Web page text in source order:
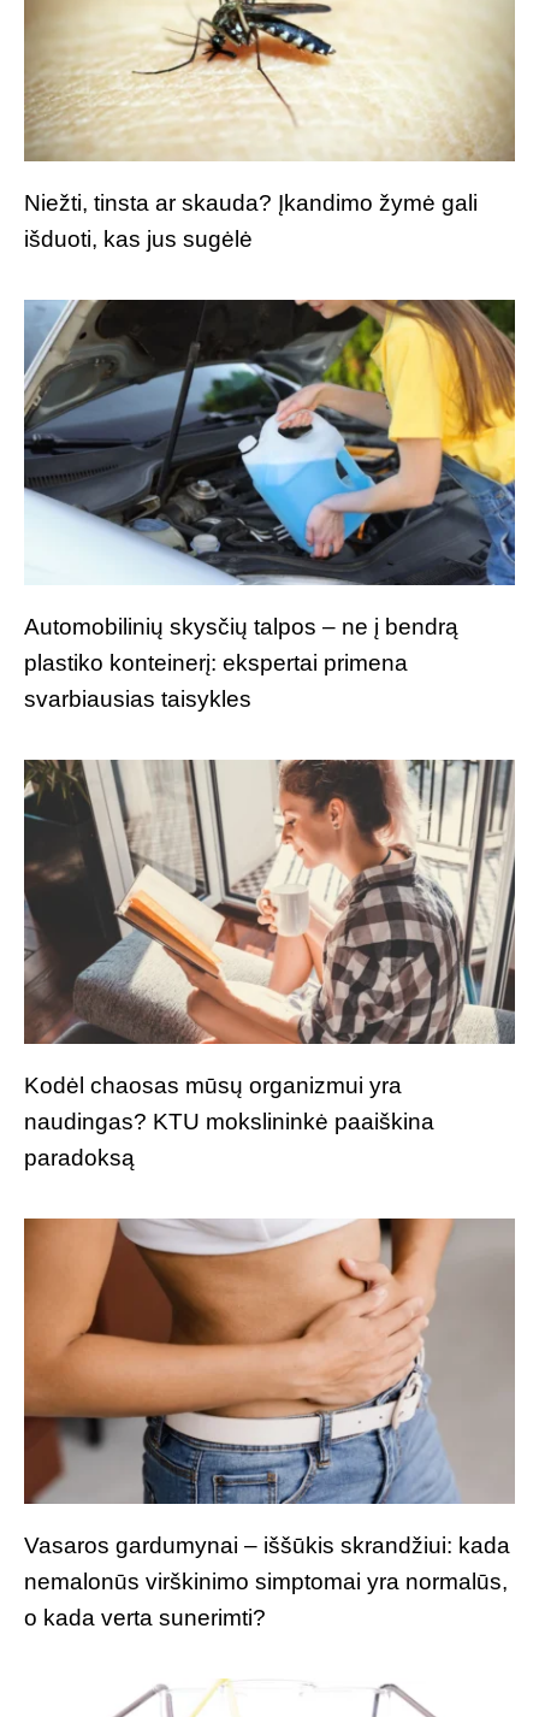
Niežti, tinsta ar skauda? Įkandimo žymė gali
išduoti, kas jus sugėlė
Automobilinių skysčių talpos – ne į bendrą
plastiko konteinerį: ekspertai primena
svarbiausias taisykles
Kodėl chaosas mūsų organizmui yra
naudingas? KTU mokslininkė paaiškina
paradoksą
Vasaros gardumynai – iššūkis skrandžiui: kada
nemalonūs virškinimo simptomai yra normalūs,
o kada verta sunerimti?